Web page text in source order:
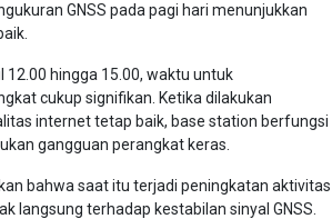
GNSS pada pagi hari menunjukkan
12.00 hingga 15.00, waktu untuk
cukup signifikan. Ketika dilakukan
internet tetap baik, base station berfungsi
gangguan perangkat keras.
bahwa saat itu terjadi peningkatan aktivitas
langsung terhadap kestabilan sinyal GNSS.